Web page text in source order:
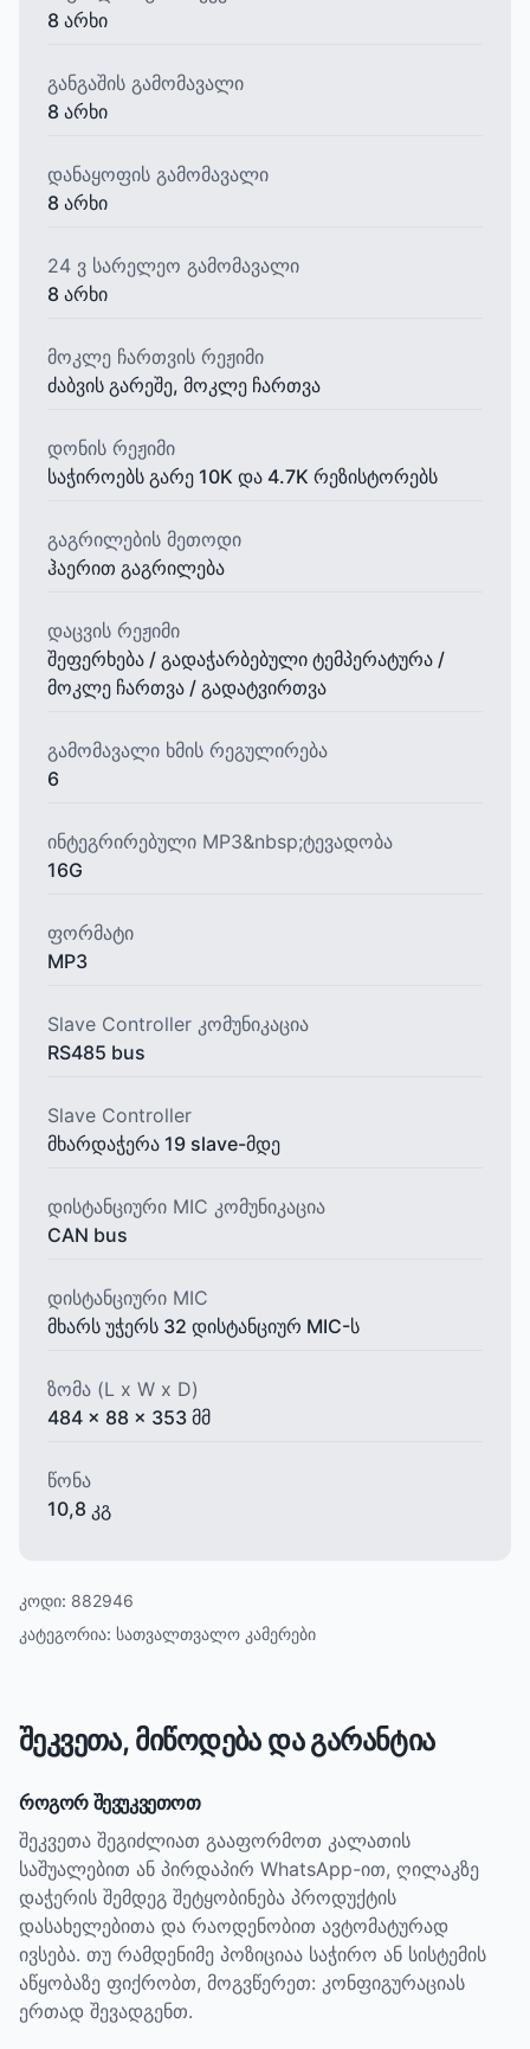
8 არხი
განგაშის გამომავალი
8 არხი
დანაყოფის გამომავალი
8 არხი
24 ვ სარელეო გამომავალი
8 არხი
მოკლე ჩართვის რეჟიმი
ძაბვის გარეშე, მოკლე ჩართვა
დონის რეჟიმი
საჭიროებს გარე 10K და 4.7K რეზისტორებს
გაგრილების მეთოდი
ჰაერით გაგრილება
დაცვის რეჟიმი
შეფერხება / გადაჭარბებული ტემპერატურა /
მოკლე ჩართვა / გადატვირთვა
გამომავალი ხმის რეგულირება
6
ინტეგრირებული MP3&nbsp;ტევადობა
16G
ფორმატი
MP3
Slave Controller კომუნიკაცია
RS485 bus
Slave Controller
მხარდაჭერა 19 slave-მდე
დისტანციური MIC კომუნიკაცია
CAN bus
დისტანციური MIC
მხარს უჭერს 32 დისტანციურ MIC-ს
ზომა (L x W x D)
484 x 88 x 353 მმ
წონა
10,8 კგ
კოდი: 882946
კატეგორია: სათვალთვალო კამერები
შეკვეთა, მიწოდება და გარანტია
როგორ შევუკვეთოთ
შეკვეთა შეგიძლიათ გააფორმოთ კალათის
საშუალებით ან პირდაპირ WhatsApp-ით, ღილაკზე
დაჭერის შემდეგ შეტყობინება პროდუქტის
დასახელებითა და რაოდენობით ავტომატურად
ივსება. თუ რამდენიმე პოზიციაა საჭირო ან სისტემის
აწყობაზე ფიქრობთ, მოგვწერეთ: კონფიგურაციას
ერთად შევადგენთ.